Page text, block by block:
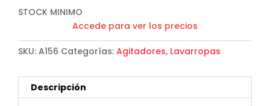
STOCK MINIMO
Accede para ver los precios
SKU: A156 Categorías: Agitadores, Lavarropas
Descripción